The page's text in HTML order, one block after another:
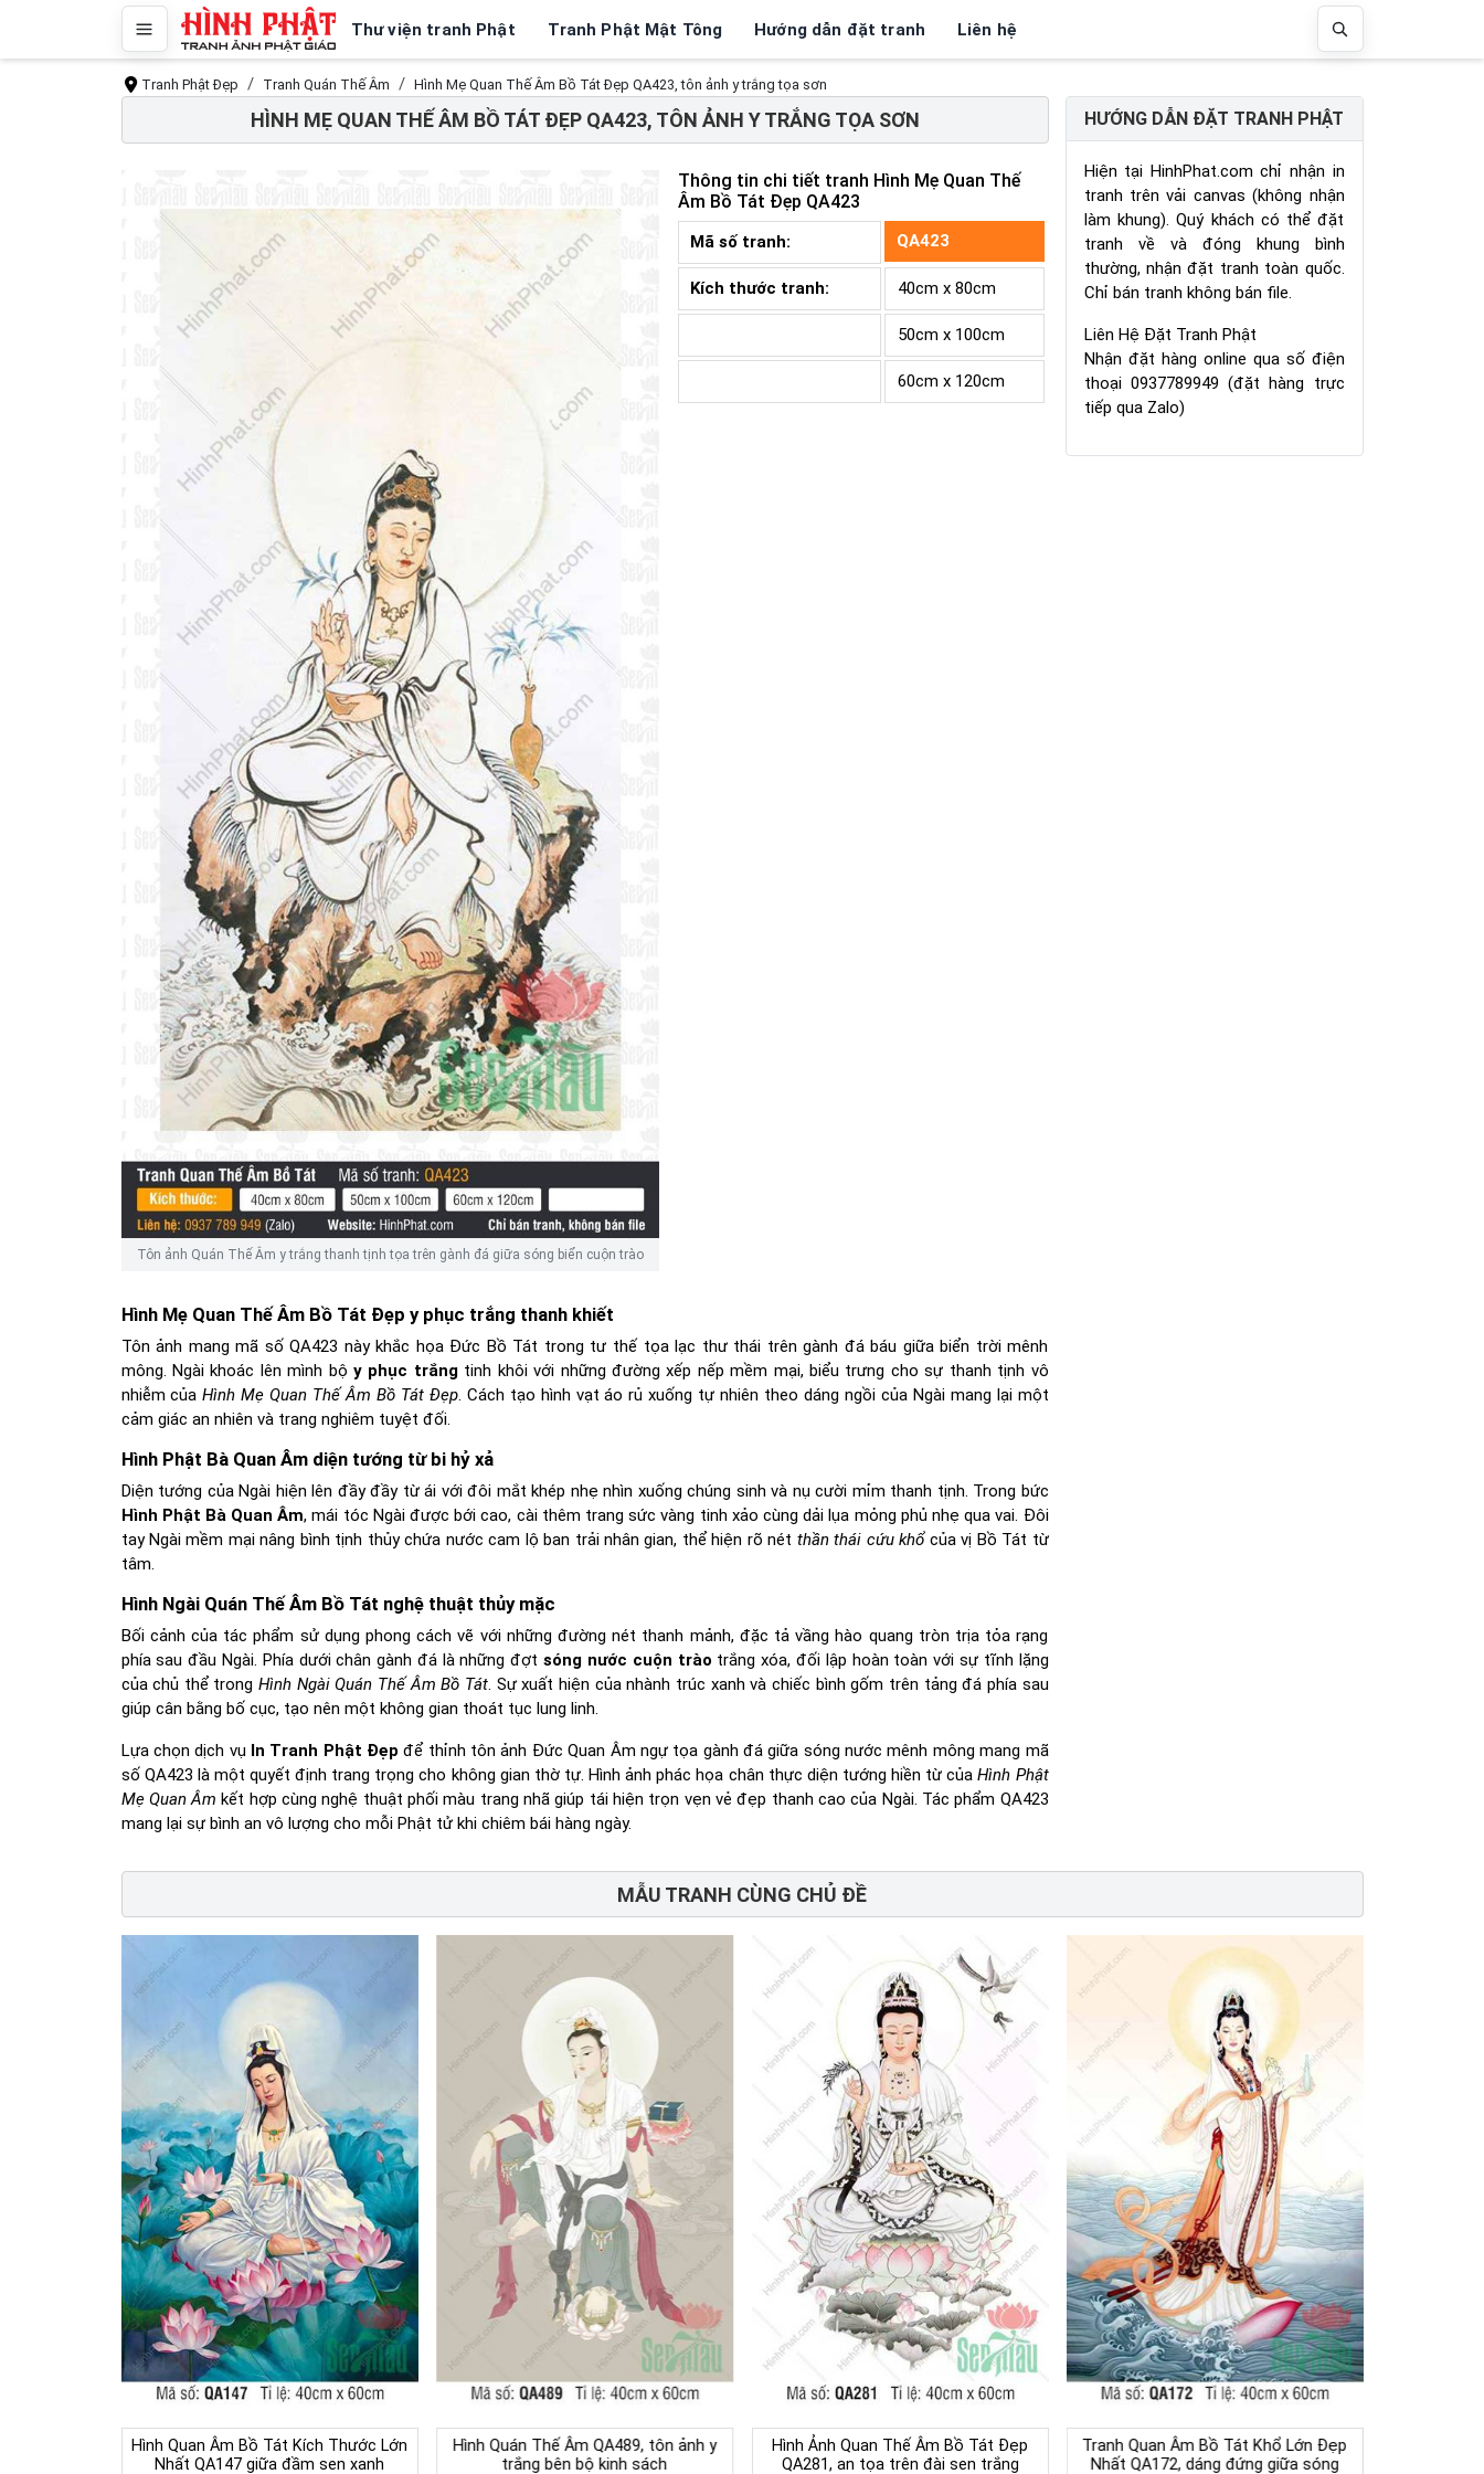
Thư viện tranh Phật Tranh Phật Mật Tông Hướng dẫn đặt tranh Liên hệ
Tranh Phật Đẹp Tranh Quán Thế Âm Hình Mẹ Quan Thế Âm Bồ Tát Đẹp QA423, tôn ảnh y trắng tọa sơn
HÌNH MẸ QUAN THẾ ÂM BỒ TÁT ĐẸP QA423, TÔN ẢNH Y TRẮNG TỌA SƠN
Tôn ảnh Quán Thế Âm y trắng thanh tịnh tọa trên gành đá giữa sóng biển cuộn trào
Thông tin chi tiết tranh Hình Mẹ Quan Thế
Âm Bồ Tát Đẹp QA423
Mã số tranh: QA423
Kích thước tranh: 40cm x 80cm
50cm x 100cm
60cm x 120cm
Hình Mẹ Quan Thế Âm Bồ Tát Đẹp y phục trắng thanh khiết
Tôn ảnh mang mã số QA423 này khắc họa Đức Bồ Tát trong tư thế tọa lạc thư thái trên gành đá báu giữa biển trời mênh
mông. Ngài khoác lên mình bộ y phục trắngtinh khôi với những đường xếp nếp mềm mại, biểu trưng cho sự thanh tịnh vô
nhiễm củaHình Mẹ Quan Thế Âm Bồ Tát Đẹp. Cách tạo hình vạt áo rủ xuống tự nhiên theo dáng ngồi của Ngài mang lại một
cảm giác an nhiên và trang nghiêm tuyệt đối.
Hình Phật Bà Quan Âm diện tướng từ bi hỷ xả
Diện tướng của Ngài hiện lên đầy đầy từ ái với đôi mắt khép nhẹ nhìn xuống chúng sinh và nụ cười mỉm thanh tịnh. Trong bức
Hình Phật Bà Quan Âm, mái tóc Ngài được bới cao, cài thêm trang sức vàng tinh xảo cùng dải lụa mỏng phủ nhẹ qua vai. Đôi
tay Ngài mềm mại nâng bình tịnh thủy chứa nước cam lộ ban trải nhân gian, thể hiện rõ nét thần thái cứu khổcủa vị Bồ Tát từ
tâm.
Hình Ngài Quán Thế Âm Bồ Tát nghệ thuật thủy mặc
Bối cảnh của tác phẩm sử dụng phong cách vẽ với những đường nét thanh mảnh, đặc tả vầng hào quang tròn trịa tỏa rạng
phía sau đầu Ngài. Phía dưới chân gành đá là những đợtsóng nước cuộn trào trắng xóa, đối lập hoàn toàn với sự tĩnh lặng
của chủ thể trongHình Ngài Quán Thế Âm Bồ Tát. Sự xuất hiện của nhành trúc xanh và chiếc bình gốm trên tảng đá phía sau
giúp cân bằng bố cục, tạo nên một không gian thoát tục lung linh.
Lựa chọn dịch vụ In Tranh Phật Đẹp để thỉnh tôn ảnh Đức Quan Âm ngự tọa gành đá giữa sóng nước mênh mông mang mã
số QA423 là một quyết định trang trọng cho không gian thờ tự. Hình ảnh phác họa chân thực diện tướng hiền từ củaHình Phật
Mẹ Quan Âm kết hợp cùng nghệ thuật phối màu trang nhã giúp tái hiện trọn vẹn vẻ đẹp thanh cao của Ngài. Tác phẩm QA423
mang lại sự bình an vô lượng cho mỗi Phật tử khi chiêm bái hàng ngày.
HƯỚNG DẪN ĐẶT TRANH PHẬT
Hiện tại HinhPhat.com chỉ nhận in
tranh trên vải canvas (không nhận
làm khung). Quý khách có thể đặt
tranh về và đóng khung bình
thường, nhận đặt tranh toàn quốc.
Chỉ bán tranh không bán file.
Liên Hệ Đặt Tranh Phật
Nhận đặt hàng online qua số điện
thoại 0937789949 (đặt hàng trực
tiếp qua Zalo)
MẪU TRANH CÙNG CHỦ ĐỀ
Hình Quan Âm Bồ Tát Kích Thước Lớn
Nhất QA147 giữa đầm sen xanh
Hình Quán Thế Âm QA489, tôn ảnh y
trắng bên bộ kinh sách
Hình Ảnh Quan Thế Âm Bồ Tát Đẹp
QA281, an tọa trên đài sen trắng
Tranh Quan Âm Bồ Tát Khổ Lớn Đẹp
Nhất QA172, dáng đứng giữa sóng